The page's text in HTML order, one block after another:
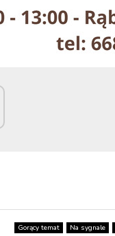
Gorący temat Na sygnale